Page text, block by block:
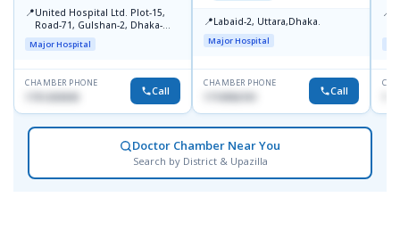
📍United Hospital Ltd. Plot-15,
Road-71, Gulshan-2, Dhaka-
1212
Major Hospital
CHAMBER PHONE
Call
📍Labaid-2, Uttara,Dhaka.
Major Hospital
CHAMBER PHONE
1710956761 Call
📍
Doctor Chamber Near You
Search by District & Upazilla